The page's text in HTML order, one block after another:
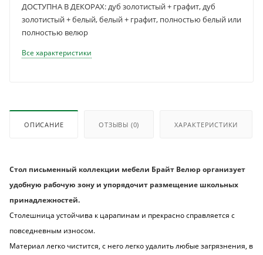
ДОСТУПНА В ДЕКОРАХ: дуб золотистый + графит, дуб
золотистый + белый, белый + графит, полностью белый или
полностью велюр
Все характеристики
ОПИСАНИЕ ОТЗЫВЫ (0) ХАРАКТЕРИСТИКИ
Стол письменный коллекции мебели Брайт Велюр организует
удобную рабочую зону и упорядочит размещение школьных
принадлежностей.
Столешница устойчива к царапинам и прекрасно справляется с
повседневным износом.
Материал легко чистится, с него легко удалить любые загрязнения, в